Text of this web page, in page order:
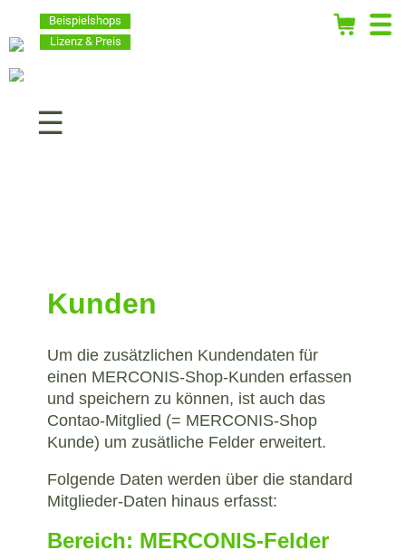
Beispielshops
Lizenz & Preis
Kunden
Um die zusätzlichen Kundendaten für
einen MERCONIS-Shop-Kunden erfassen
und speichern zu können, ist auch das
Contao-Mitglied (= MERCONIS-Shop
Kunde) um zusätliche Felder erweitert.
Folgende Daten werden über die standard
Mitglieder-Daten hinaus erfasst:
Bereich: MERCONIS-Felder